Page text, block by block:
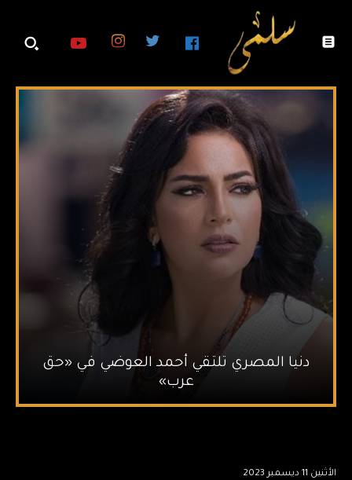
دنيا المصري تلتقي أحمد العوضي في «حق
عرب»
الأثنين 11 ديسمبر 2023